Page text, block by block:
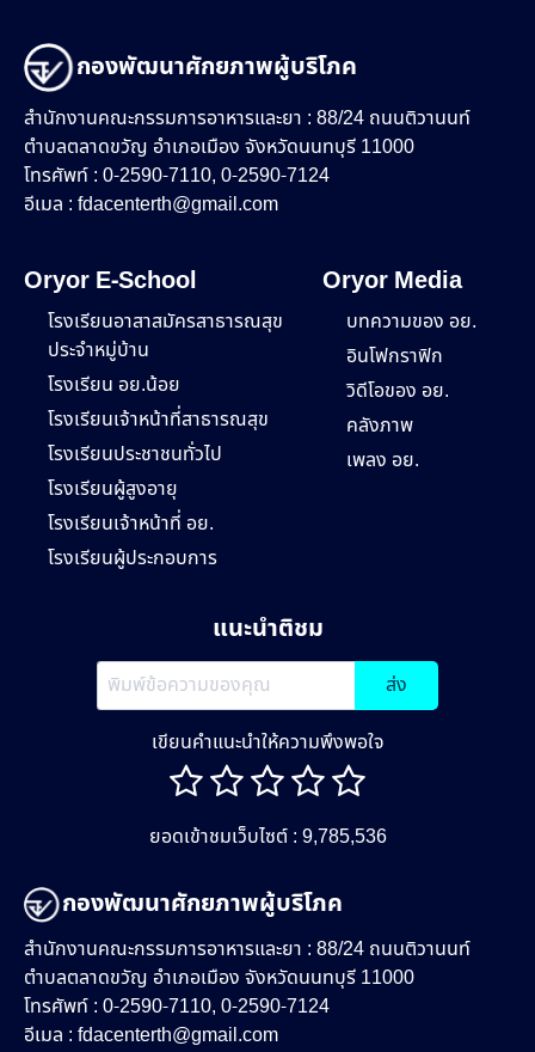
กองพัฒนาศักยภาพผู้บริโภค
สำนักงานคณะกรรมการอาหารและยา : 88/24 ถนนติวานนท์
ตำบลตลาดขวัญ อำเภอเมือง จังหวัดนนทบุรี 11000
โทรศัพท์ : 0-2590-7110, 0-2590-7124
อีเมล : fdacenterth@gmail.com
Oryor E-School
โรงเรียนอาสาสมัครสาธารณสุข
ประจำหมู่บ้าน
โรงเรียน อย.น้อย
โรงเรียนเจ้าหน้าที่สาธารณสุข
โรงเรียนประชาชนทั่วไป
โรงเรียนผู้สูงอายุ
โรงเรียนเจ้าหน้าที่ อย.
โรงเรียนผู้ประกอบการ
Oryor Media
บทความของ อย.
อินโฟกราฟิก
วิดีโอของ อย.
คลังภาพ
เพลง อย.
แนะนำติชม
ส่ง
เขียนคำแนะนำให้ความพึงพอใจ
ยอดเข้าชมเว็บไซต์ : 9,785,536
กองพัฒนาศักยภาพผู้บริโภค
สำนักงานคณะกรรมการอาหารและยา : 88/24 ถนนติวานนท์
ตำบลตลาดขวัญ อำเภอเมือง จังหวัดนนทบุรี 11000
โทรศัพท์ : 0-2590-7110, 0-2590-7124
อีเมล : fdacenterth@gmail.com